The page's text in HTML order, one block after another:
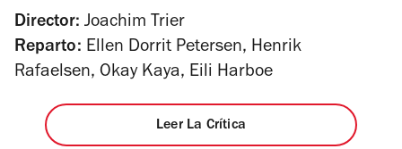
Director: Joachim Trier
Reparto: Ellen Dorrit Petersen, Henrik
Rafaelsen, Okay Kaya, Eili Harboe
Leer La Crítica